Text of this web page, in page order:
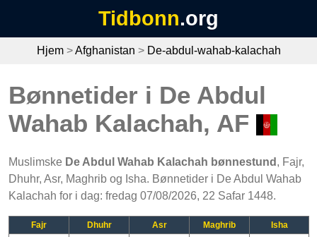
Tidbonn.org
Hjem>Afghanistan > De-abdul-wahab-kalachah
Bønnetider i De Abdul
Wahab Kalachah, AF
Muslimske De Abdul Wahab Kalachah bønnestund , Fajr,
Dhuhr, Asr, Maghrib og Isha. Bønnetider i De Abdul Wahab
Kalachah for i dag: fredag 07/08/2026, 22 Safar 1448.
Fajr Dhuhr Asr Maghrib
Isha